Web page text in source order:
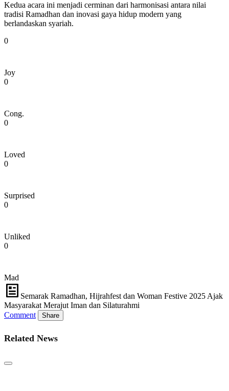
Kedua acara ini menjadi cerminan dari harmonisasi antara nilai
tradisi Ramadhan dan inovasi gaya hidup modern yang
berlandaskan syariah.
0
Joy
0
Cong.
0
Loved
0
Surprised
0
Unliked
0
Mad
Semarak Ramadhan, Hijrahfest dan Woman Festive 2025 Ajak
Masyarakat Merajut Iman dan Silaturahmi
Comment
Share
Related News